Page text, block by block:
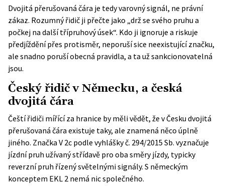
Dvojitá přerušovaná čára je tedy varovný signál, ne právní
zákaz. Rozumný řidič ji přečte jako „drž se svého pruhu a
počkej na další třípruhový úsek“. Kdo ji ignoruje a riskuje
předjíždění přes protisměr, neporuší sice neexistující značku,
ale snadno poruší obecná pravidla, a ta už sankcionovatelná
jsou.
Český řidič v Německu, a česká
dvojitá čára
Čeští řidiči mířící za hranice by měli vědět, že v Česku dvojitá
přerušovaná čára existuje taky, ale znamená něco úplně
jiného. Značka V 2c podle vyhlášky č. 294/2015 Sb. vyznačuje
jízdní pruh užívaný střídavě pro oba směry jízdy, typicky
reverzní pruh řízený světelnými signály. S německým
konceptem EKL 2 nemá nic společného.